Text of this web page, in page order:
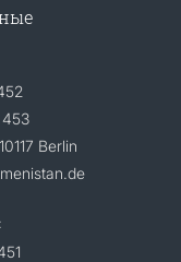
Berlin